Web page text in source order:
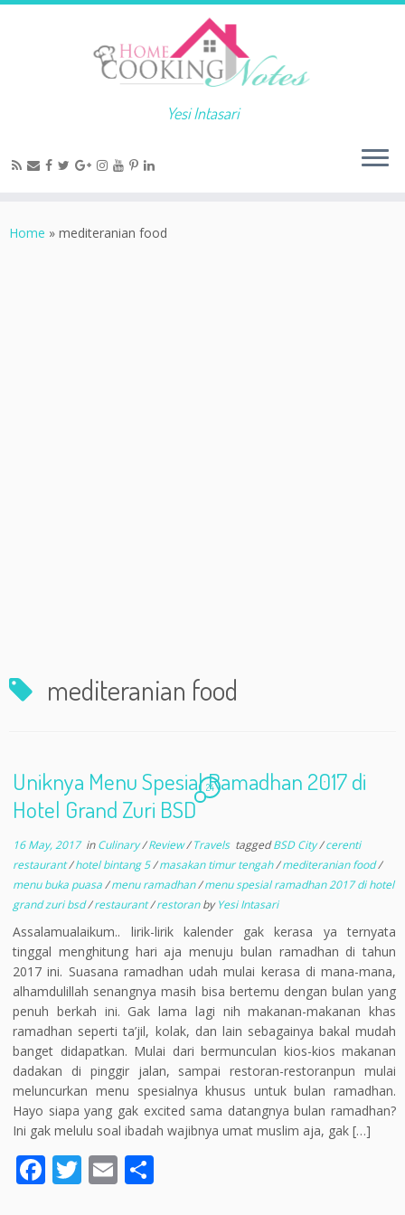
Yesi Intasari
Home » mediteranian food
mediteranian food
Uniknya Menu Spesial Ramadhan 2017 di
Hotel Grand Zuri BSD
24
16 May, 2017inCulinary/Review/Travels taggedBSD City/cerenti
restaurant/hotel bintang 5/masakan timur tengah/mediteranian food/
menu buka puasa/menu ramadhan/menu spesial ramadhan 2017 di hotel
grand zuri bsd/restaurant/restoranbyYesi Intasari
Assalamualaikum.. lirik-lirik kalender gak kerasa ya ternyata
tinggal menghitung hari aja menuju bulan ramadhan di tahun
2017 ini. Suasana ramadhan udah mulai kerasa di mana-mana,
alhamdulillah senangnya masih bisa bertemu dengan bulan yang
penuh berkah ini. Gak lama lagi nih makanan-makanan khas
ramadhan seperti ta’jil, kolak, dan lain sebagainya bakal mudah
banget didapatkan. Mulai dari bermunculan kios-kios makanan
dadakan di pinggir jalan, sampai restoran-restoranpun mulai
meluncurkan menu spesialnya khusus untuk bulan ramadhan.
Hayo siapa yang gak excited sama datangnya bulan ramadhan?
Ini gak melulu soal ibadah wajibnya umat muslim aja, gak […]
F T E